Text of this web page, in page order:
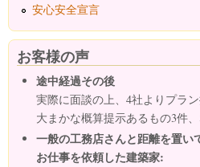
安心安全宣言
お客様の声
途中経過その後
実際に面談の上、4社よりプラン
大まかな概算提示あるもの3件
一般の工務店さんと距離を置い
お仕事を依頼した建築家: